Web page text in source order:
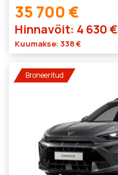
35 700 €
Hinnavõit: 4 630 €
Kuumakse: 338 €
Broneeritud